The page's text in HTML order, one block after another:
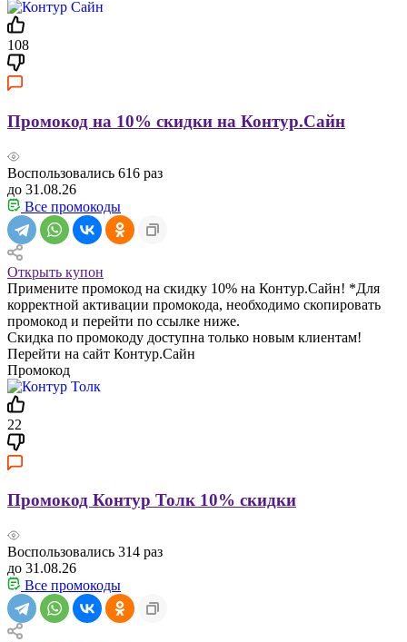
108
Промокод на 10% скидки на Контур.Сайн
Воспользовались 616 раз
до 31.08.26
Все промокоды
Открыть купон
Примените промокод на скидку 10% на Контур.Сайн! *Для
корректной активации промокода, необходимо скопировать
промокод и перейти по ссылке ниже.
Скидка по промокоду доступна только новым клиентам!
Перейти на сайт Контур.Сайн
Промокод
22
Промокод Контур Толк 10% скидки
Воспользовались 314 раз
до 31.08.26
Все промокоды